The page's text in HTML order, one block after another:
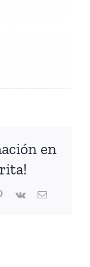
en
Pinterest
Vk
Correo